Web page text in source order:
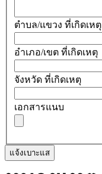
ตำบล/แขวง ที่เกิดเหตุ
อำเภอ/เขต ที่เกิดเหตุ
จังหวัด ที่เกิดเหตุ
เอกสารแนบ
แจ้งเบาะแส